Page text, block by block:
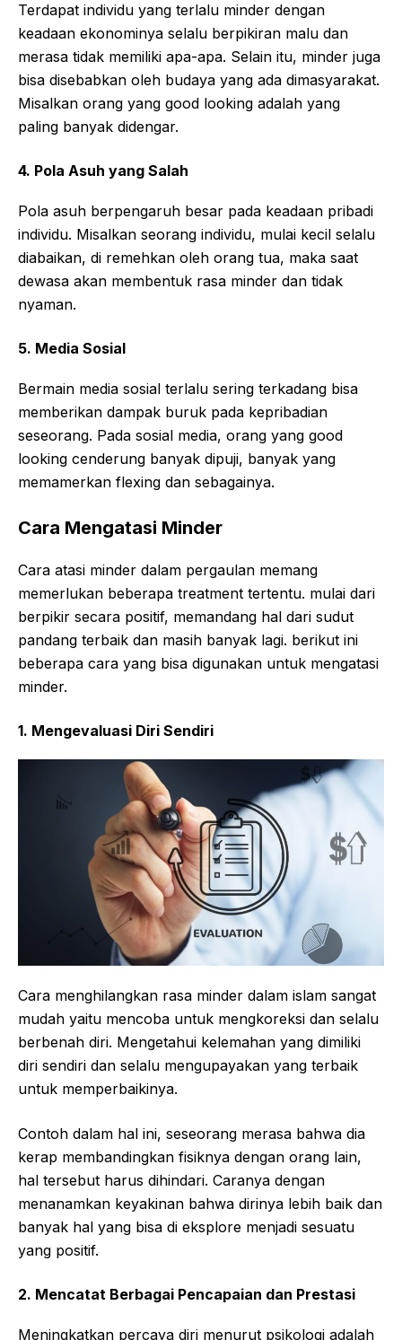
Terdapat individu yang terlalu minder dengan
keadaan ekonominya selalu berpikiran malu dan
merasa tidak memiliki apa-apa. Selain itu, minder juga
bisa disebabkan oleh budaya yang ada dimasyarakat.
Misalkan orang yang good looking adalah yang
paling banyak didengar.
4. Pola Asuh yang Salah
Pola asuh berpengaruh besar pada keadaan pribadi
individu. Misalkan seorang individu, mulai kecil selalu
diabaikan, di remehkan oleh orang tua, maka saat
dewasa akan membentuk rasa minder dan tidak
nyaman.
5. Media Sosial
Bermain media sosial terlalu sering terkadang bisa
memberikan dampak buruk pada kepribadian
seseorang. Pada sosial media, orang yang good
looking cenderung banyak dipuji, banyak yang
memamerkan flexing dan sebagainya.
Cara Mengatasi Minder
Cara atasi minder dalam pergaulan memang
memerlukan beberapa treatment tertentu. mulai dari
berpikir secara positif, memandang hal dari sudut
pandang terbaik dan masih banyak lagi. berikut ini
beberapa cara yang bisa digunakan untuk mengatasi
minder.
1. Mengevaluasi Diri Sendiri
Cara menghilangkan rasa minder dalam islam sangat
mudah yaitu mencoba untuk mengkoreksi dan selalu
berbenah diri. Mengetahui kelemahan yang dimiliki
diri sendiri dan selalu mengupayakan yang terbaik
untuk memperbaikinya.
Contoh dalam hal ini, seseorang merasa bahwa dia
kerap membandingkan fisiknya dengan orang lain,
hal tersebut harus dihindari. Caranya dengan
menanamkan keyakinan bahwa dirinya lebih baik dan
banyak hal yang bisa di eksplore menjadi sesuatu
yang positif.
2. Mencatat Berbagai Pencapaian dan Prestasi
Meningkatkan percaya diri menurut psikologi adalah